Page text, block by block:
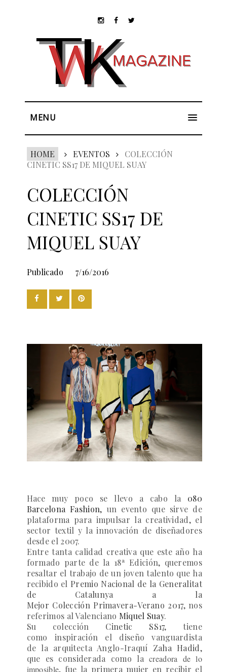
MENU
HOME EVENTOS
COLECCIÓN
CINETIC SS17 DE MIQUEL SUAY
COLECCIÓN
CINETIC SS17 DE
MIQUEL SUAY
Publicado 7/16/2016
Hace muy poco se llevo a cabo la 080
Barcelona Fashion, un evento que sirve de
plataforma para impulsar la creatividad, el
sector textil y la innovación de diseñadores
desde el 2007.
Entre tanta calidad creativa que este año ha
formado parte de la 18ª Edición, queremos
resaltar el trabajo de un joven talento que ha
recibido el Premio Nacional de la Generalitat
de Catalunya a la
Mejor Colección Primavera-Verano 2017, nos
referimos al Valenciano Miquel Suay.
Su colección Cinetic SS17, tiene
como inspiración el diseño vanguardista
de la arquitecta Anglo-Iraquí Zaha Hadid,
que es considerada como lacreadora de lo
imposible, fue la primera mujer en recibir el